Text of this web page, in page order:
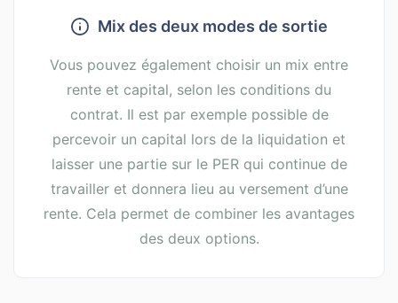
Mix des deux modes de sortie
Vous pouvez également choisir un mix entre
rente et capital, selon les conditions du
contrat. Il est par exemple possible de
percevoir un capital lors de la liquidation et
laisser une partie sur le PER qui continue de
travailler et donnera lieu au versement d’une
rente. Cela permet de combiner les avantages
des deux options.